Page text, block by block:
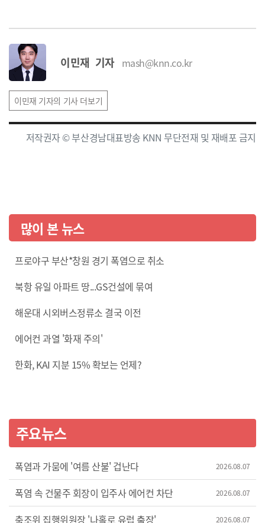
이민재 기자 mash@knn.co.kr
이민재 기자의 기사 더보기
저작권자 © 부산경남대표방송 KNN 무단전재 및 재배포 금지
많이 본 뉴스
프로야구 부산*창원 경기 폭염으로 취소
북항 유일 아파트 땅...GS건설에 묶여
해운대 시외버스정류소 결국 이전
에어컨 과열 '화재 주의'
한화, KAI 지분 15% 확보는 언제?
주요뉴스
폭염과 가뭄에 '여름 산불' 겁난다 2026.08.07
폭염 속 건물주 회장이 입주사 에어컨 차단 2026.08.07
축조위 집행위원장 '나홀로 유럽 출장' 2026.08.07